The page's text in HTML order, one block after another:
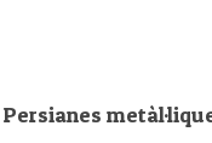
Persianes